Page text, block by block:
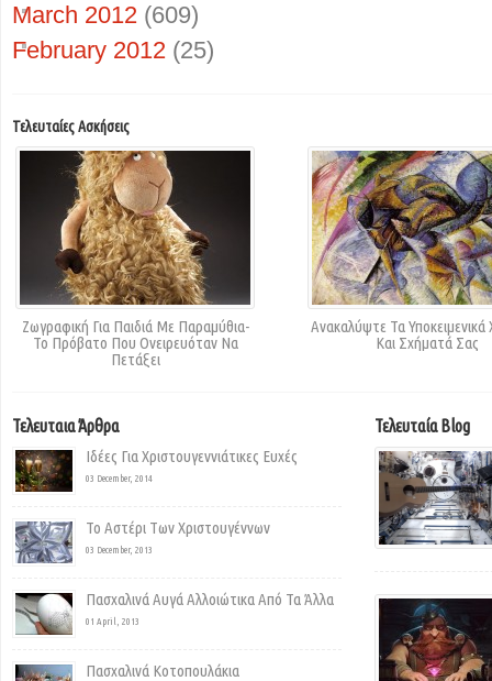
March 2012 (609)
February 2012 (25)
Τελευταίες Ασκήσεις
Ζωγραφική Για Παιδιά Με Παραμύθια-
Το Πρόβατο Που Ονειρευόταν Να
Πετάξει
Ανακαλύψτε Τα
Και Σχήματά Σας
Τελευταια Άρθρα
Ιδέες Για Χριστουγεννιάτικες Ευχές
03 December, 2014
Το Αστέρι Των Χριστουγέννων
03 December, 2013
Πασχαλινά Αυγά Αλλοιώτικα Από Τα Άλλα
01 April, 2013
Πασχαλινά Κοτοπουλάκια
Τελευταία Blog